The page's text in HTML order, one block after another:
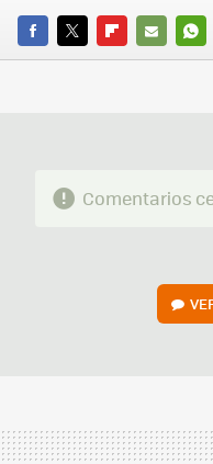
FACEBOOK
TWITTERFLIPBOARD
E-
Comentarios